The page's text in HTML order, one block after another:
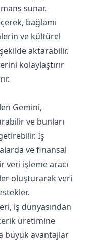
sunar.
bağlamı
ve kültürel
aktarabilir.
kolaylaştırır
Gemini,
ve bunları
İş
ve finansal
veri işleme aracı
oluşturarak veri
iş dünyasından
üretimine
büyük avantajlar